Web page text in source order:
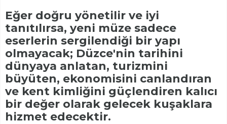
Eğer doğru yönetilir ve iyi
tanıtılırsa, yeni müze sadece
eserlerin sergilendiği bir yapı
olmayacak; Düzce'nin tarihini
dünyaya anlatan, turizmini
büyüten, ekonomisini canlandıran
ve kent kimliğini güçlendiren kalıcı
bir değer olarak gelecek kuşaklara
hizmet edecektir.